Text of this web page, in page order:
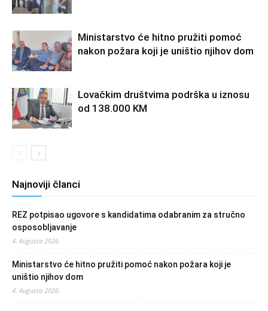
Ministarstvo će hitno pružiti pomoć
nakon požara koji je uništio njihov dom
Lovačkim društvima podrška u iznosu
od 138.000 KM
Najnoviji članci
REZ potpisao ugovore s kandidatima odabranim za stručno
osposobljavanje
4. Augusta 2026.
Ministarstvo će hitno pružiti pomoć nakon požara koji je
uništio njihov dom
4. Augusta 2026.